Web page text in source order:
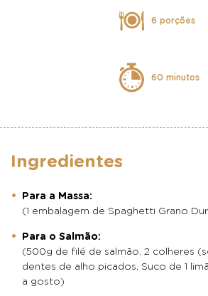
6 porções
60 minutos
Ingredientes
Para a Massa:
(1 embalagem de Spaghetti Grano
Para o Salmão:
(500g de filé de salmão, 2 colheres
dentes de alho picados, Suco de 1
a gosto)